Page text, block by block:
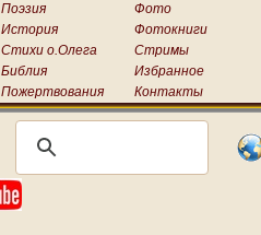
Поэзия
Фото
История
Фотокниги
Стихи о.Олега
Стримы
Библия
Избранное
Пожертвования Контакты